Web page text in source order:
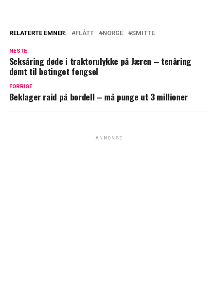
RELATERTE EMNER: FLÅTT NORGE SMITTE
NESTE
Seksåring døde i traktorulykke på Jæren – tenåring
dømt til betinget fengsel
FORRIGE
Beklager raid på bordell – må punge ut 3 millioner
ANNONSE